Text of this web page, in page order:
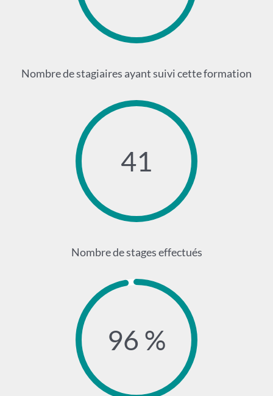
Nombre de stagiaires ayant suivi cette formation
41
Nombre de stages effectués
96 %